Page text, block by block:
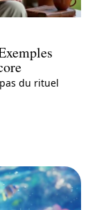
du rituel